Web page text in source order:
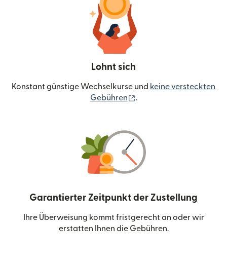
Lohnt sich
Konstant günstige Wechselkurse und keine versteckten
Gebühren
.
Garantierter Zeitpunkt der Zustellung
Ihre Überweisung kommt fristgerecht an oder wir
erstatten Ihnen die Gebühren.